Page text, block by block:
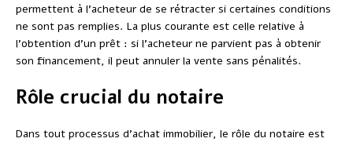
permettent à l’acheteur de se rétracter si certaines conditions
ne sont pas remplies. La plus courante est celle relative à
l’obtention d’un prêt : si l’acheteur ne parvient pas à obtenir
son financement, il peut annuler la vente sans pénalités.
Rôle crucial du notaire
Dans tout processus d’achat immobilier, le rôle du notaire est